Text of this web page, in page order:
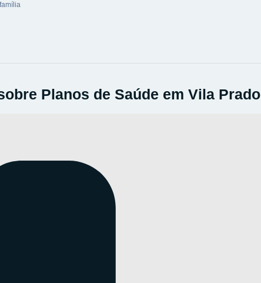
família
Planos de Saúde em Vila Prado